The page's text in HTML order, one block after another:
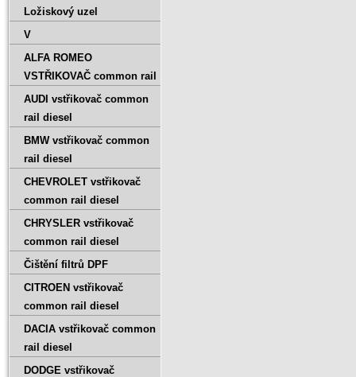
Ložiskový uzel
V
ALFA ROMEO
VSTŘIKOVAČ common rail
AUDI vstřikovač common
rail diesel
BMW vstřikovač common
rail diesel
CHEVROLET vstřikovač
common rail diesel
CHRYSLER vstřikovač
common rail diesel
Čištění filtrů DPF
CITROEN vstřikovač
common rail diesel
DACIA vstřikovač common
rail diesel
DODGE vstřikovač